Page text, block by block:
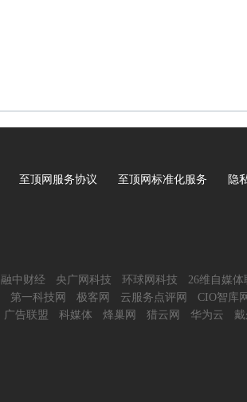
至顶网服务协议 至顶网标准化服务 隐
融中财经 央广网科技 环球网科技 26维自媒体
第一科技网 极客网 云服务点评网 CIO智库网
广告联盟 科媒体 烽巢网 猎云网 华为云